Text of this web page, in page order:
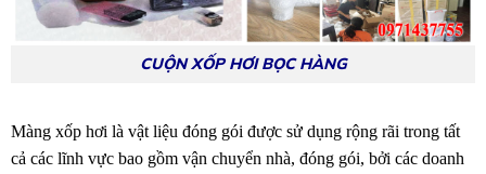
CUỘN XỐP HƠI BỌC HÀNG
Màng xốp hơi là vật liệu đóng gói được sử dụng rộng rãi trong tất
cả các lĩnh vực bao gồm vận chuyển nhà, đóng gói, bởi các doanh